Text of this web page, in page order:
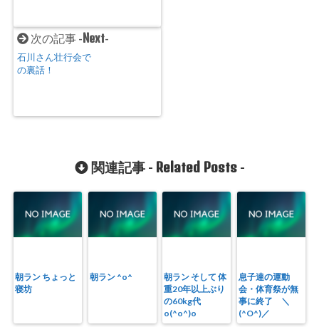
次の記事 -Next-
石川さん壮行会で
の裏話！
関連記事 - Related Posts-
朝ラン ちょっと
寝坊
朝ラン ^o^
朝ラン そして 体
重20年以上ぶり
の60kg代
o(^o^)o
息子達の運動
会・体育祭が無
事に終了 ＼
(^O^)／